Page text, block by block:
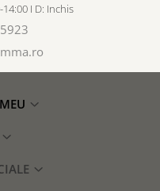
14:00 I D: Inchis